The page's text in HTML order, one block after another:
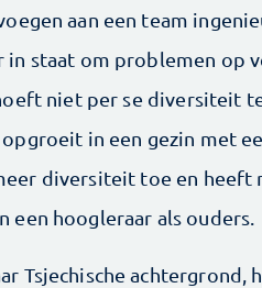
aan een team
in staat om problemen op
niet per se diversiteit
in een gezin met
diversiteit toe en heeft
een hoogleraar als ­ouders.
Tsjechische achtergrond,